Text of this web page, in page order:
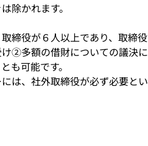
除かれます。
締役が６人以上であり、取締
②多額の借財についての議決
も可能です。
は、社外取締役が必ず必要とい